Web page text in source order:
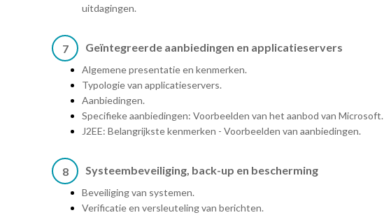
uitdagingen.
7 Geïntegreerde aanbiedingen en applicatieservers
Algemene presentatie en kenmerken.
Typologie van applicatieservers.
Aanbiedingen.
Specifieke aanbiedingen: Voorbeelden van het aanbod van Microsoft.
J2EE: Belangrijkste kenmerken - Voorbeelden van aanbiedingen.
8 Systeembeveiliging, back-up en bescherming
Beveiliging van systemen.
Verificatie en versleuteling van berichten.